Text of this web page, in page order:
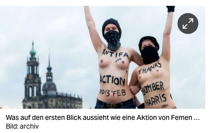
wahrheit
verlag
verlag
veranstaltungen
Was auf den ersten Blick aussieht wie eine Aktion von Femen …
Bild: archiv